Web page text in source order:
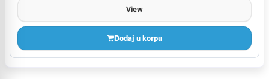
View
Dodaj u korpu